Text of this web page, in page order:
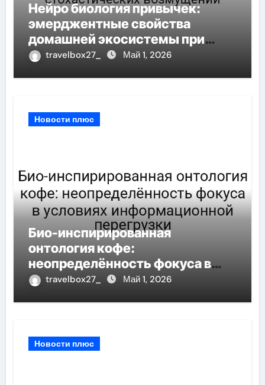
Нейро биология привычек:
эмерджентные свойства
домашней экосистемы при
воздействии стохастических
travelbox27_ Май 1, 2026
Новости плюс
Био-инспирированная
онтология кофе:
неопределённость фокуса в
условиях информационной
travelbox27_ Май 1, 2026
Новости плюс